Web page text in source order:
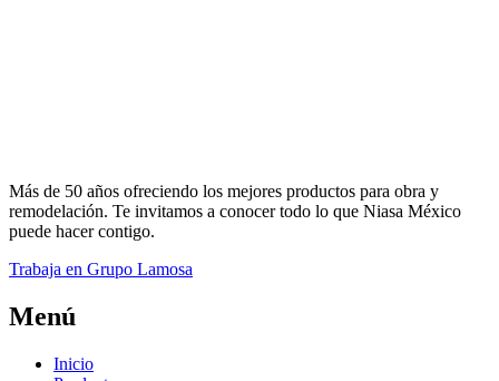
Más de 50 años ofreciendo los mejores productos para obra y
remodelación. Te invitamos a conocer todo lo que Niasa México
puede hacer contigo.
Trabaja en Grupo Lamosa
Menú
Inicio